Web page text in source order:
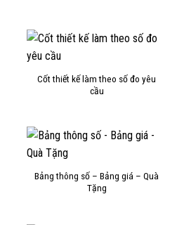
Cốt thiết kế làm theo số đo yêu
cầu
Bảng thông số – Bảng giá – Quà
Tặng